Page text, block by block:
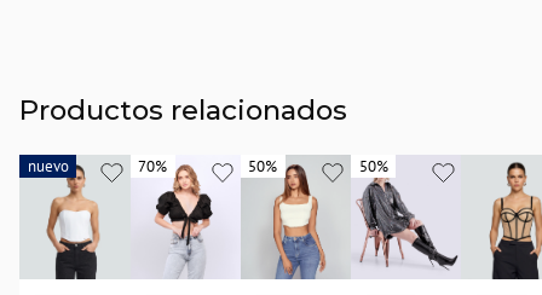
Productos relacionados
nuevo
nuevo 70%
70% 50%
50% 50%
50%